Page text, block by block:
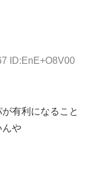
ID:EnE+O8V00
有利になること
んや